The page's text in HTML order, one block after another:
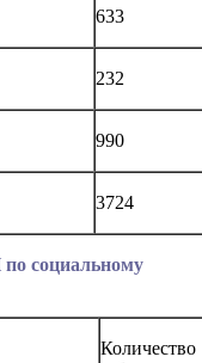
633
232
990
3724
социальному
Количество